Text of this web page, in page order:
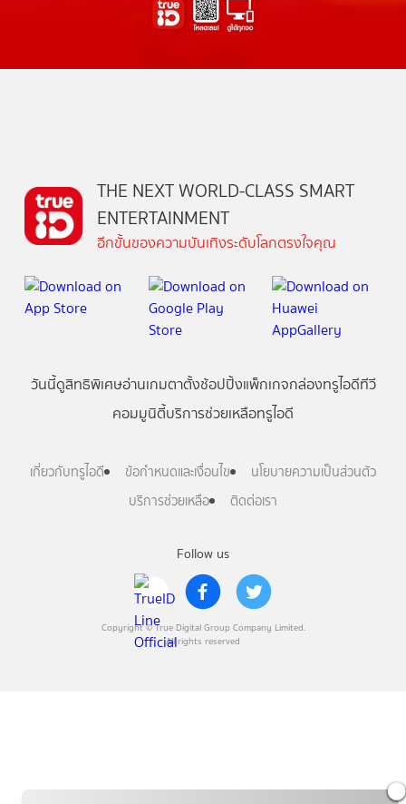
Follow us
Copyright © True Digital Group Company Limited.
All rights reserved
THE NEXT WORLD-CLASS SMART
ENTERTAINMENT
อีกขั้นของความบันเทิงระดับโลกตรงใจคุณ
วันนี้ดูสิทธิพิเศษอ่านเกมตาตั้งช้อปปิ้งแพ็กเกจกล่องทรูไอดีทีวี
คอมมูนิตี้บริการช่วยเหลือทรูไอดี
เกี่ยวกับทรูไอดี ข้อกำหนดและเงื่อนไข
นโยบายความเป็นส่วนตัว
บริการช่วยเหลือ
ติดต่อเรา